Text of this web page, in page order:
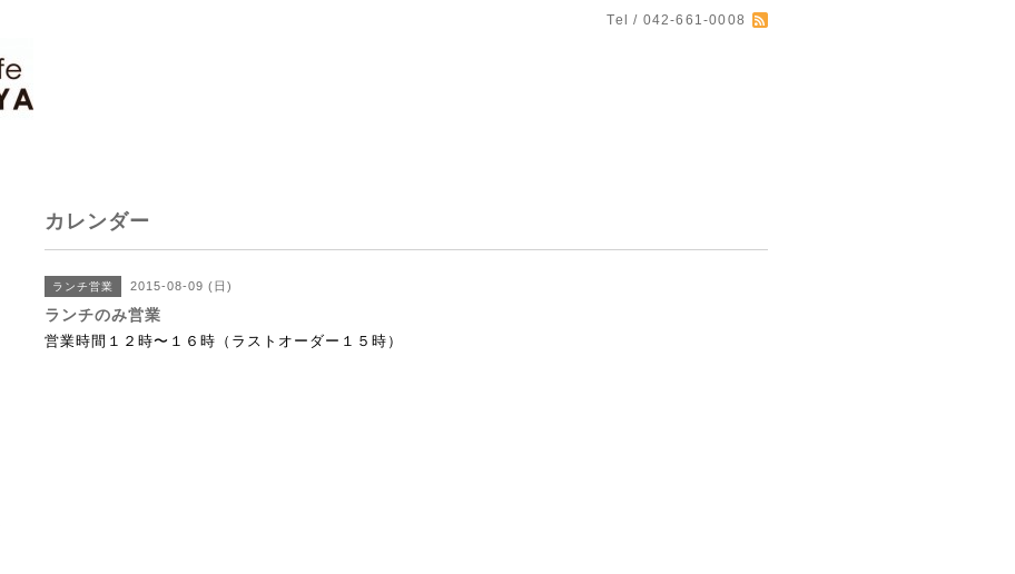
Tel / 042-661-0008
カレンダー
ランチ営業 2015-08-09 (日)
ランチのみ営業
営業時間１２時〜１６時（ラストオーダー１５時）